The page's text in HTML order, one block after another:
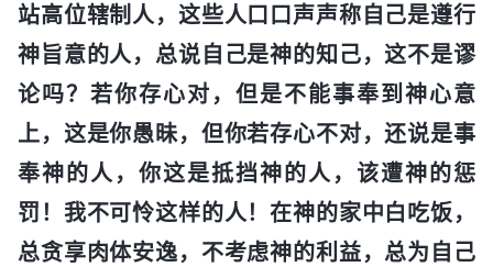
站高位辖制人，这些人口口声声称自己是遵行
神旨意的人，总说自己是神的知己，这不是谬
论吗？若你存心对，但是不能事奉到神心意
上，这是你愚昧，但你若存心不对，还说是事
奉神的人，你这是抵挡神的人，该遭神的惩
罚！我不可怜这样的人！在神的家中白吃饭，
总贪享肉体安逸，不考虑神的利益，总为自己